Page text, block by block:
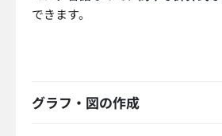
できます。
グラフ・図の作成